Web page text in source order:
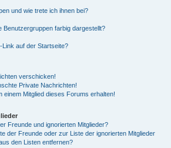
und wie trete ich ihnen bei?
Benutzergruppen farbig dargestellt?
Link auf der Startseite?
verschicken!
Private Nachrichten!
einem Mitglied dieses Forums erhalten!
Freunde und ignorierten Mitglieder?
der Freunde oder zur Liste der ignorierten Mitglieder
den Listen entfernen?